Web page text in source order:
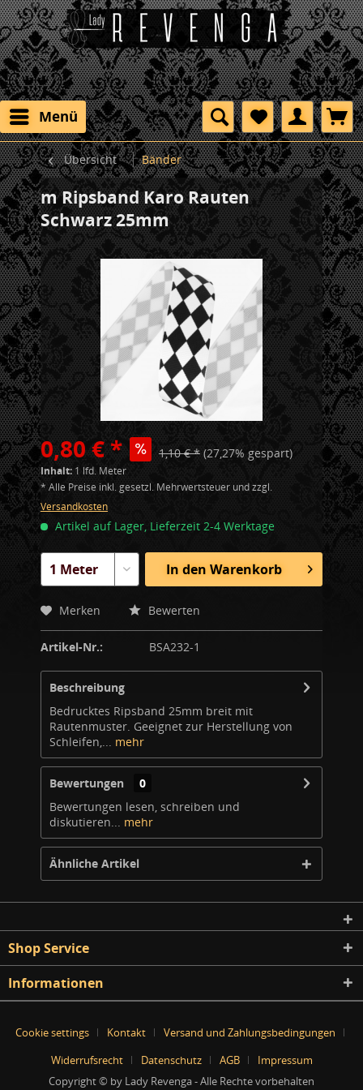
Menü
Übersicht Bänder
m Ripsband Karo Rauten
Schwarz 25mm
0,80 € * 1,10 € * (27,27% gespart)
Inhalt: 1 lfd. Meter
* Alle Preise inkl. gesetzl. Mehrwertsteuer und zzgl.
Versandkosten
Artikel auf Lager, Lieferzeit 2-4 Werktage
In den Warenkorb
Merken Bewerten
Artikel-Nr.: BSA232-1
Beschreibung
Bedrucktes Ripsband 25mm breit mit
Rautenmuster. Geeignet zur Herstellung von
Schleifen,... mehr
Bewertungen
0
Bewertungen lesen, schreiben und
diskutieren... mehr
Ähnliche Artikel
Shop Service
Informationen
Cookie settings Kontakt
Versand und Zahlungsbedingungen
Widerrufsrecht
Datenschutz AGB
Impressum
Copyright © by Lady Revenga - Alle Rechte vorbehalten